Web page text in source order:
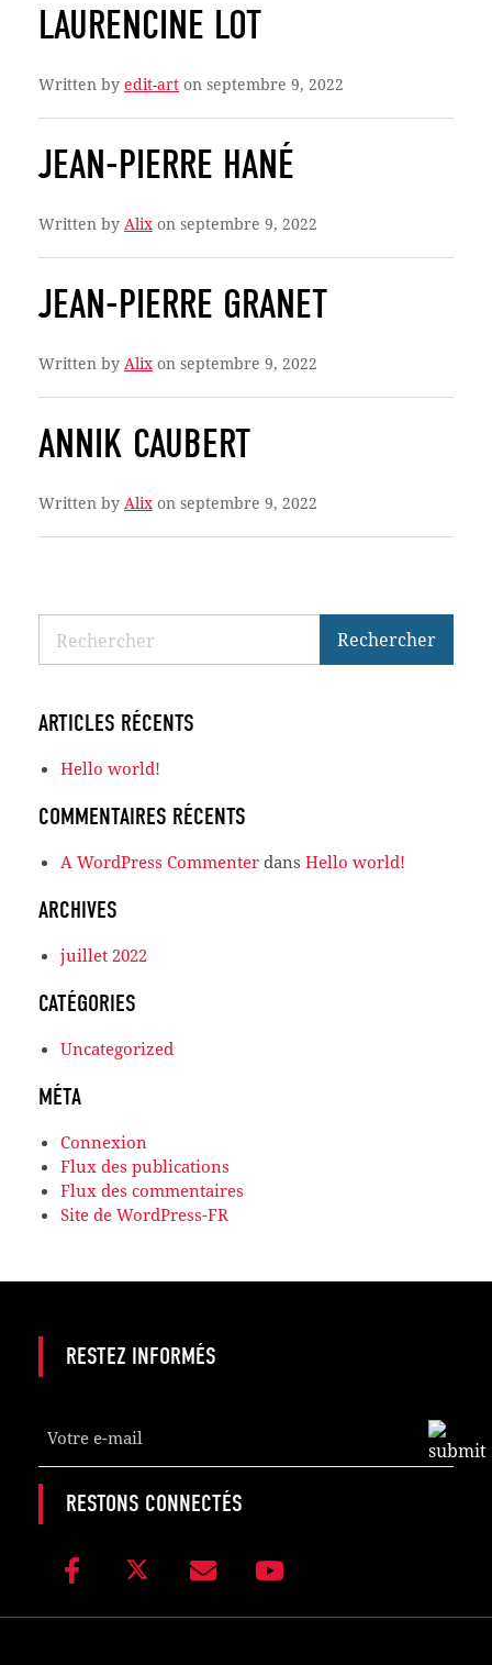
LAURENCINE LOT
Written by edit-art on septembre 9, 2022
JEAN-PIERRE HANÉ
Written by Alix on septembre 9, 2022
JEAN-PIERRE GRANET
Written by Alix on septembre 9, 2022
ANNIK CAUBERT
Written by Alix on septembre 9, 2022
Rechercher
ARTICLES RÉCENTS
Hello world!
COMMENTAIRES RÉCENTS
A WordPress Commenter dans Hello world!
ARCHIVES
juillet 2022
CATÉGORIES
Uncategorized
MÉTA
Connexion
Flux des publications
Flux des commentaires
Site de WordPress-FR
RESTEZ INFORMÉS
Name
*
RESTONS CONNECTÉS